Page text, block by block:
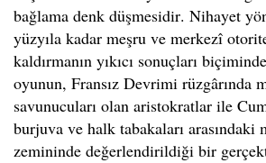
bağlama denk düşmesidir. Nihayet
yüzyıla kadar meşru ve merkezî
kaldırmanın yıkıcı sonuçları
oyunun, Fransız Devrimi rüzgârında
savunucuları olan aristokratlar ile
burjuva ve halk tabakaları arasındaki
zemininde değerlendirildiği bir